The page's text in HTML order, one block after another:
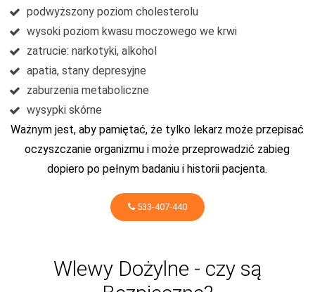
podwyższony poziom cholesterolu
wysoki poziom kwasu moczowego we krwi
zatrucie: narkotyki, alkohol
apatia, stany depresyjne
zaburzenia metaboliczne
wysypki skórne
Ważnym jest, aby pamiętać, że tylko lekarz może przepisać
oczyszczanie organizmu i może przeprowadzić zabieg
dopiero po pełnym badaniu i historii pacjenta.
533-407-440
Wlewy Dożylne - czy są